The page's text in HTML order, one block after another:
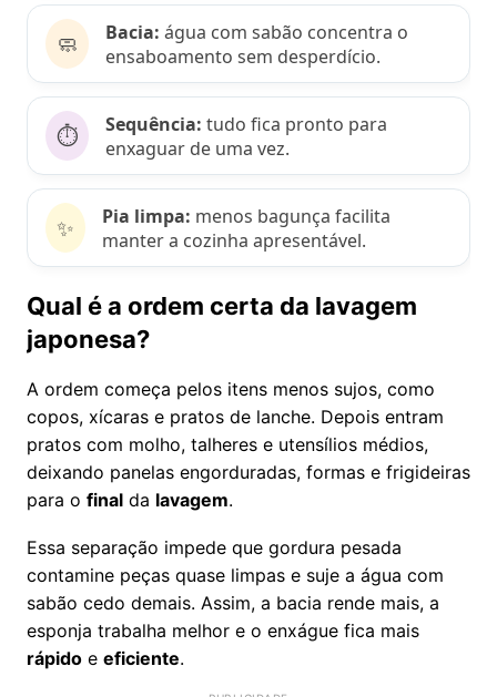
🧼 Bacia: água com sabão concentra o
ensaboamento sem desperdício.
⏱️ Sequência: tudo fica pronto para
enxaguar de uma vez.
✨ Pia limpa: menos bagunça facilita
manter a cozinha apresentável.
Qual é a ordem certa da lavagem
japonesa?
A ordem começa pelos itens menos sujos, como
copos, xícaras e pratos de lanche. Depois entram
pratos com molho, talheres e utensílios médios,
deixando panelas engorduradas, formas e frigideiras
para o final da lavagem.
Essa separação impede que gordura pesada
contamine peças quase limpas e suje a água com
sabão cedo demais. Assim, a bacia rende mais, a
esponja trabalha melhor e o enxágue fica mais
rápido e eficiente.